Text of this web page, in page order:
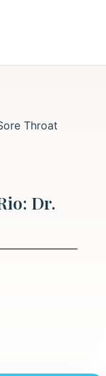
Throat
Dr.